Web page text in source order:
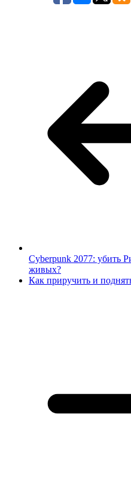
Cyberpunk 2077: убить
живых?
Как приручить и